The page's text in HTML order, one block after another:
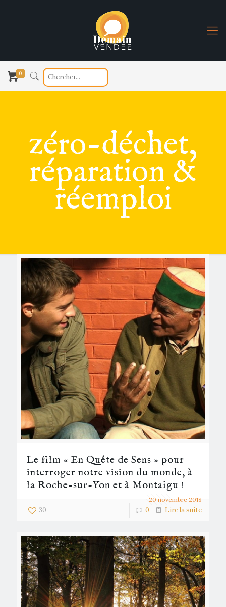
0
zéro-déchet,
réparation &
réemploi
20 novembre 2018
Le film « En Quête de Sens » pour
interroger notre vision du monde, à
la Roche-sur-Yon et à Montaigu !
30 0 Lire la suite